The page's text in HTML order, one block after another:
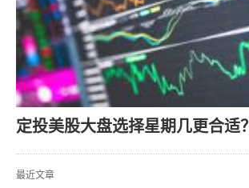
定投美股大盘选择星期几更合适？
最近文章